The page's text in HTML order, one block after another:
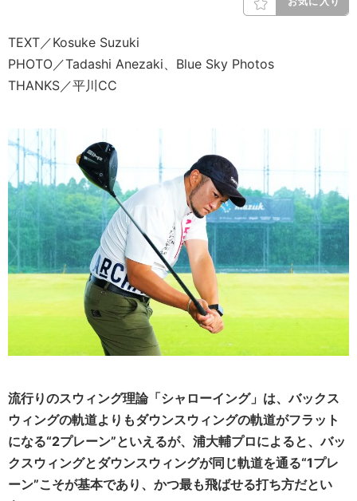
TEXT／Kosuke Suzuki
PHOTO／Tadashi Anezaki、Blue Sky Photos
THANKS／平川CC
流行りのスウィング理論「シャローイング」は、バックス
ウィングの軌道よりもダウンスウィングの軌道がフラット
になる“2プレーン”といえるが、浦大輔プロによると、バッ
クスウィングとダウンスウィングが同じ軌道を通る“1プレ
ーン”こそが基本であり、かつ最も飛ばせる打ち方だとい